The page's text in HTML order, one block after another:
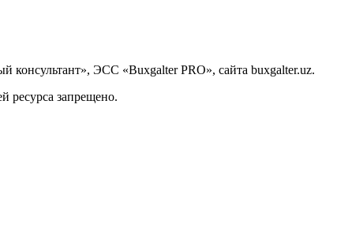
консультант», ЭСС «Buxgalter PRO», сайта buxgalter.uz.
ресурса запрещено.